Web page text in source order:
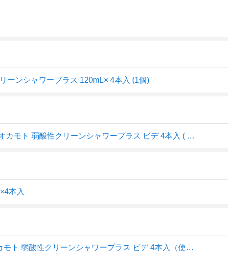
ーンシャワープラス 120mL× 4本入 (1個)
【夜の市★合算2千円超で送料無料対象】オカモト 弱酸性クリーンシャワープラス ビデ 4本入 ( 使い切りビデ ) 短めノズル・ジャバラネックのソフトボトル ( 4970520263482 )
本入
【あわせ買い2999円以上で送料お得】オカモト 弱酸性クリーンシャワープラス ビデ 4本入（使い切りビデ） 短めノズル・ジャバラネックのソフトボトル 【4970520263482】